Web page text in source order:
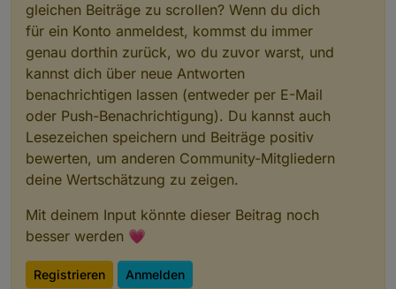
gleichen Beiträge zu scrollen? Wenn du dich
für ein Konto anmeldest, kommst du immer
genau dorthin zurück, wo du zuvor warst, und
kannst dich über neue Antworten
benachrichtigen lassen (entweder per E-Mail
oder Push-Benachrichtigung). Du kannst auch
Lesezeichen speichern und Beiträge positiv
bewerten, um anderen Community-Mitgliedern
deine Wertschätzung zu zeigen.
Mit deinem Input könnte dieser Beitrag noch
besser werden 💗
Registrieren Anmelden